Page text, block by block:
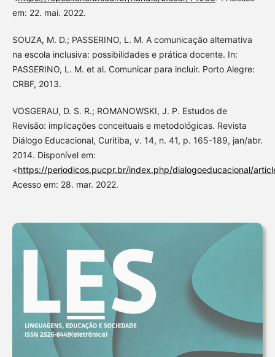
em: 22. mai. 2022.
SOUZA, M. D.; PASSERINO, L. M. A comunicação alternativa
na escola inclusiva: possibilidades e prática docente. In:
PASSERINO, L. M. et al. Comunicar para incluir. Porto Alegre:
CRBF, 2013.
VOSGERAU, D. S. R.; ROMANOWSKI, J. P. Estudos de
Revisão: implicações conceituais e metodológicas. Revista
Diálogo Educacional, Curitiba, v. 14, n. 41, p. 165-189, jan/abr.
2014. Disponível em:
<https://periodicos.pucpr.br/index.php/dialogoeducacional/
Acesso em: 28. mar. 2022.